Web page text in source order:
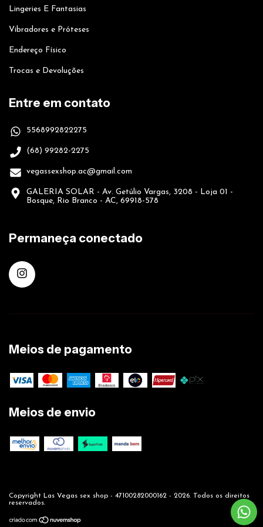
Lingeries E Fantasias
Vibradores e Próteses
Endereço Físico
Trocas e Devoluções
Entre em contato
5568992822275
(68) 99282-2275
vegassexshop.ac@gmail.com
GALERIA SOLAR - Av. Getúlio Vargas, 3208 - Loja 01 -
Bosque, Rio Branco - AC, 69918-578
Permaneça conectado
Meios de pagamento
Meios de envio
Copyright Las Vegas sex shop - 47100282000162 - 2026. Todos os direitos
reservados.